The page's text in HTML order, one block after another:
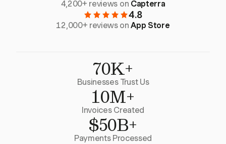
4,200+ reviews on Capterra
4.8
12,000+ reviews onApp Store
70K+
Businesses Trust Us
10M+
Invoices Created
$50B+
Payments Processed